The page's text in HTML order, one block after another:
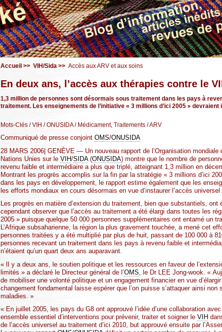
Accueil >> VIH/Sida >> Accès aux ARV et aux soins
En deux ans, l’accès aux thérapies contre le
1,3 million de personnes sont désormais sous traitement dans les pays à
traitement. Les enseignements de l’initiative « 3 millions d’ici 2005 »
Mots-Clés / VIH / ONUSIDA/ Médicament, Traitements / ARV
Communiqué de presse conjoint OMS/ONUSIDA
28 MARS 2006| GENÈVE — Un nouveau rapport de l’Organisation mondiale
Nations Unies sur le VIH/SIDA(ONUSIDA) montre que le nombre de
revenu faible et intermédiaire a plus que triplé, atteignant 1,3 million en
Montrant les progrès accomplis sur la fin par la stratégie « 3 millions d’ici
dans les pays en développement, le rapport estime également que les
les efforts mondiaux en cours désormais en vue d’instaurer l’accès
Les progrès en matière d’extension du traitement, bien que substantiels, ont
cependant observer que l’accès au traitement a été élargi dans toutes les
2005 » puisque quelque 50 000 personnes supplémentaires ont entamé un
L’Afrique subsaharienne, la région la plus gravement touchée, a mené cet
personnes traitées y a été multiplié par plus de huit, passant de 100 000 à
personnes recevant un traitement dans les pays à revenu faible et
n’étaient qu’un quart deux ans auparavant.
« Il y a deux ans, le soutien politique et les ressources en faveur de
limités » a déclaré le Directeur général de l’OMS , le Dr LEE Jong-wook. «
de mobiliser une volonté politique et un engagement financier en vue
changement fondamental laisse espérer que l’on puisse s’attaquer ainsi non
maladies. »
« En juillet 2005, les pays du G8 ont approuvé l’idée d’une collaboration avec
ensemble essentiel d’interventions pour prévenir, traiter et soigner le VIH
de l’accès universel au traitement d’ici 2010, but approuvé ensuite par